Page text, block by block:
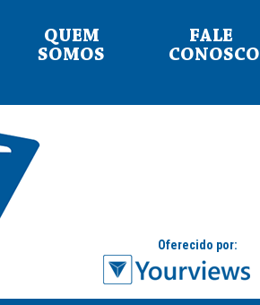
QUEM
SOMOS
FALE
CONOSCO